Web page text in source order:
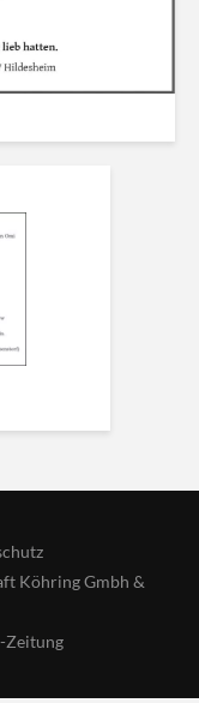
Köhring Gmbh &
Zeitung